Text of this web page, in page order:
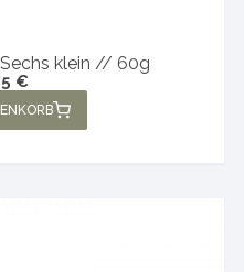
klein // 60g
€